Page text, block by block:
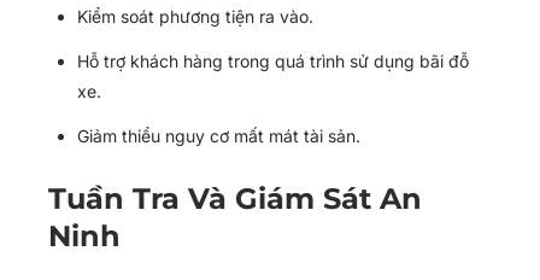
Kiểm soát phương tiện ra vào.
Hỗ trợ khách hàng trong quá trình sử dụng bãi đỗ
xe.
Giảm thiểu nguy cơ mất mát tài sản.
Tuần Tra Và Giám Sát An
Ninh